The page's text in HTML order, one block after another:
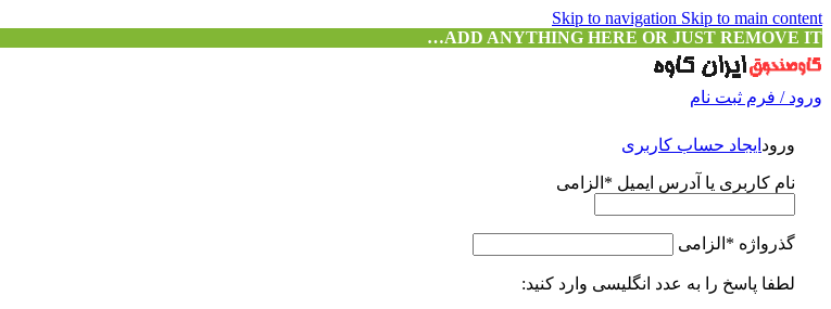
Skip to navigation Skip to main content
ADD ANYTHING HERE OR JUST REMOVE IT…
ورود / فرم ثبت نام
ورود ایجاد حساب کاربری
نام کاربری یا آدرس ایمیل * الزامی
گذرواژه * الزامی
لطفا پاسخ را به عدد انگلیسی وارد کنید: